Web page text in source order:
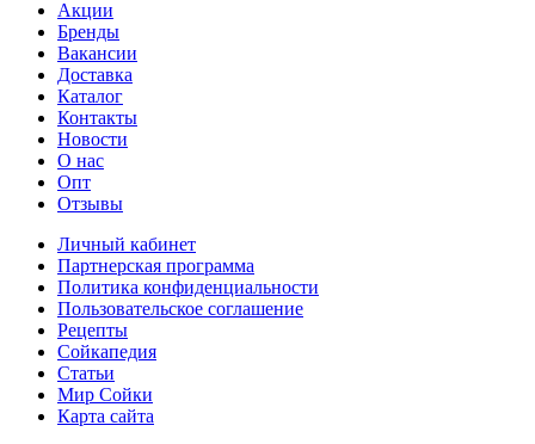
Акции
Бренды
Вакансии
Доставка
Каталог
Контакты
Новости
О нас
Опт
Отзывы
Личный кабинет
Партнерская программа
Политика конфиденциальности
Пользовательское соглашение
Рецепты
Сойкапедия
Статьи
Мир Сойки
Карта сайта